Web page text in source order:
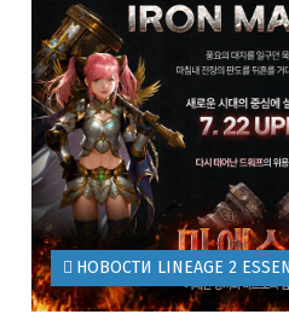
НОВОСТИ LINEAGE 2